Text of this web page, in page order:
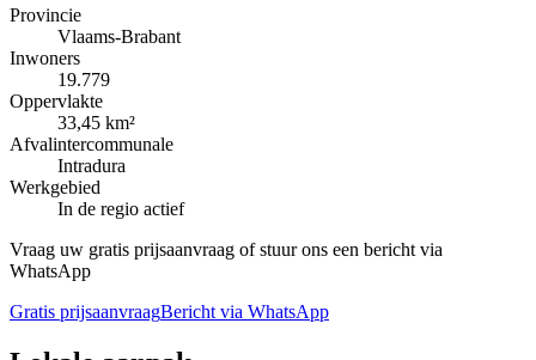
Provincie
Vlaams-Brabant
Inwoners
19.779
Oppervlakte
33,45 km²
Afvalintercommunale
Intradura
Werkgebied
In de regio actief
Vraag uw gratis prijsaanvraag of stuur ons een bericht via
WhatsApp
Gratis prijsaanvraagBericht via WhatsApp